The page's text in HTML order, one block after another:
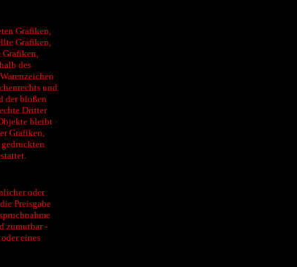
Grafiken,
Grafiken,
Grafiken,
des
und
der bloßen
Dritter
bleibt
Grafiken,
oder
Preisgabe
zumutbar -
eines